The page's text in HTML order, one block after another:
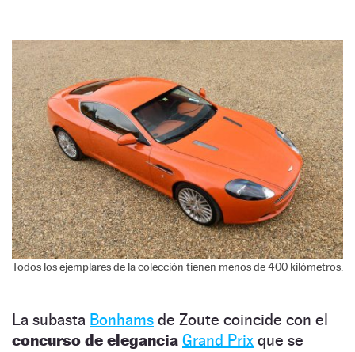
Todos los ejemplares de la colección tienen menos de 400 kilómetros.
La subasta Bonhams de Zoute coincide con el
concurso de elegancia Grand Prix que se